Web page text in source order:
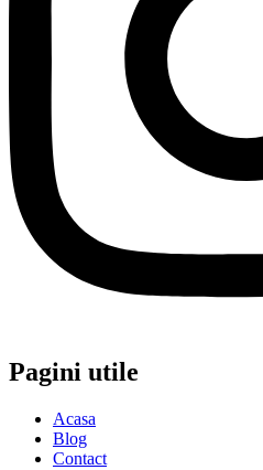
Pagini utile
Acasa
Blog
Contact